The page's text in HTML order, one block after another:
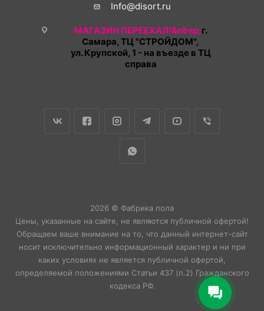
Info@disort.ru
МАГАЗИН ПЕРЕЕХАЛ!&nbsp;г.
Самара, ТЦ "СТРОЙДОМ",
ул. Крупской, 1 - на въезде в ТЦ
справа
2026 © Фабрика пола
Цены, указанные на сайте, не являются публичной офертой!
Обращаем ваше внимание на то, что данный интернет-сайт
носит исключительно информационный характер и ни при
каких условиях не является публичной офертой,
определяемой положениями Статьи 437 (п.2) Гражданского
кодекса РФ.